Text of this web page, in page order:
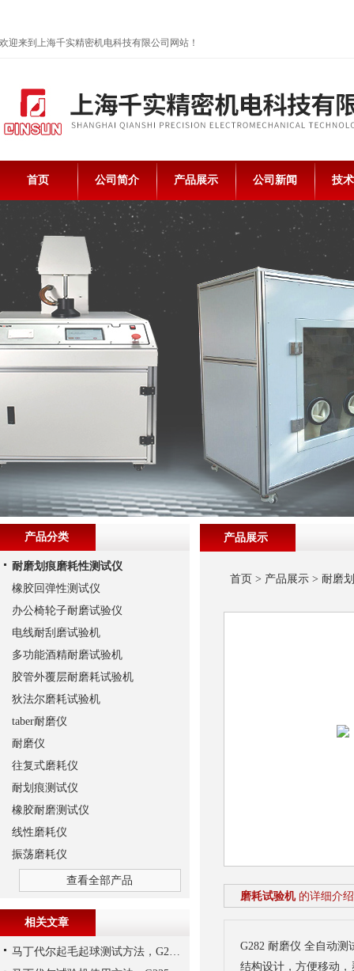
欢迎来到上海千实精密机电科技有限公司网站！
首页 公司简介 产品展示 公司新闻 技
产品展示
首页 > 产品展示> 耐磨
磨耗试验机 的详细介绍
G282 耐磨仪 全自动
结构设计，方便移动
产品分类
耐磨划痕磨耗性测试仪
橡胶回弹性测试仪
办公椅轮子耐磨试验仪
电线耐刮磨试验机
多功能酒精耐磨试验机
胶管外覆层耐磨耗试验机
狄法尔磨耗试验机
taber耐磨仪
耐磨仪
往复式磨耗仪
耐划痕测试仪
橡胶耐磨测试仪
线性磨耗仪
振荡磨耗仪
查看全部产品
相关文章
马丁代尔起毛起球测试方法，G235马丁代尔耐磨仪是测试设备